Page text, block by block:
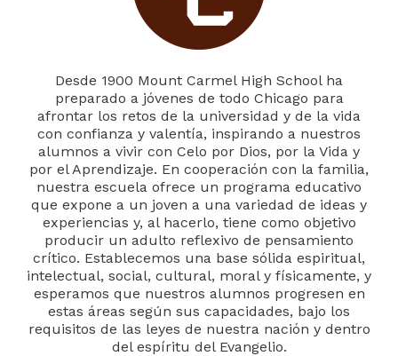
Desde 1900 Mount Carmel High School ha
preparado a jóvenes de todo Chicago para
afrontar los retos de la universidad y de la vida
con confianza y valentía, inspirando a nuestros
alumnos a vivir con Celo por Dios, por la Vida y
por el Aprendizaje. En cooperación con la familia,
nuestra escuela ofrece un programa educativo
que expone a un joven a una variedad de ideas y
experiencias y, al hacerlo, tiene como objetivo
producir un adulto reflexivo de pensamiento
crítico. Establecemos una base sólida espiritual,
intelectual, social, cultural, moral y físicamente, y
esperamos que nuestros alumnos progresen en
estas áreas según sus capacidades, bajo los
requisitos de las leyes de nuestra nación y dentro
del espíritu del Evangelio.